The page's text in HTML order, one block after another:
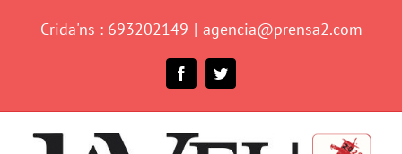
Crida'ns : 693202149 | agencia@prensa2.com
FacebookTwitter